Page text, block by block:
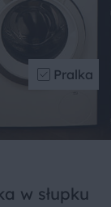
Pralka
w słupku